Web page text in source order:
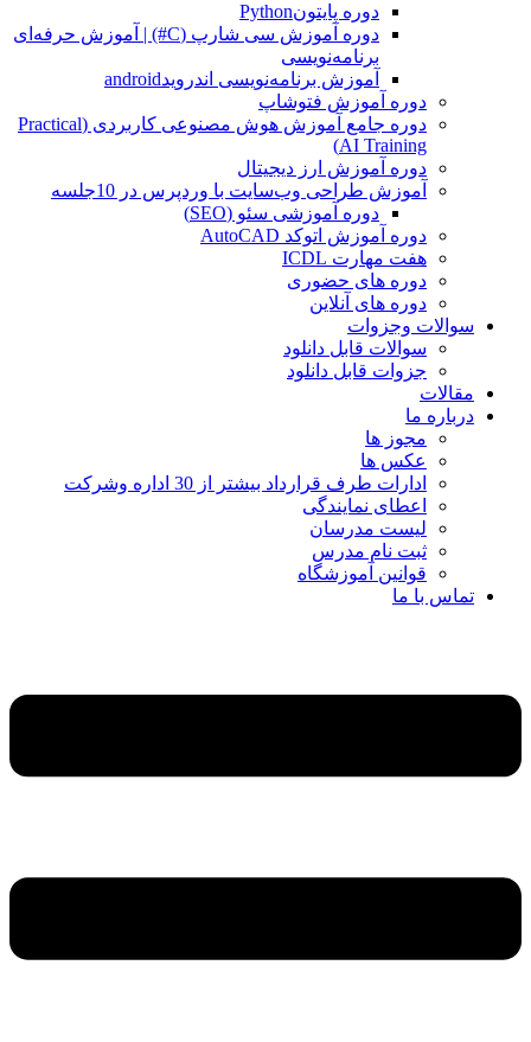
دوره پایتونPython
دوره آموزش سی شارپ (C#) | آموزش حرفه‌ای
برنامه‌نویسی
آموزش برنامه‌نویسی اندرویدandroid
دوره آموزش فتوشاپ
دوره جامع آموزش هوش مصنوعی کاربردی (Practical
AI Training)
دوره آموزش ارز دیجیتال
آموزش طراحی وب‌سایت با وردپرس در 10جلسه
دوره آموزشی سئو (SEO)
دوره آموزش اتوکد AutoCAD
هفت مهارت ICDL
دوره های حضوری
دوره های آنلاین
سوالات وجزوات
سوالات قابل دانلود
جزوات قابل دانلود
مقالات
درباره ما
مجوز ها
عکس ها
ادارات طرف قرارداد بیشتر از 30 اداره وشرکت
اعطای نمایندگی
لیست مدرسان
ثبت نام مدرس
قوانین آموزشگاه
تماس با ما